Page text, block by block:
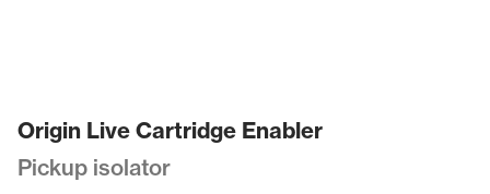
Origin Live Cartridge Enabler
Pickup isolator